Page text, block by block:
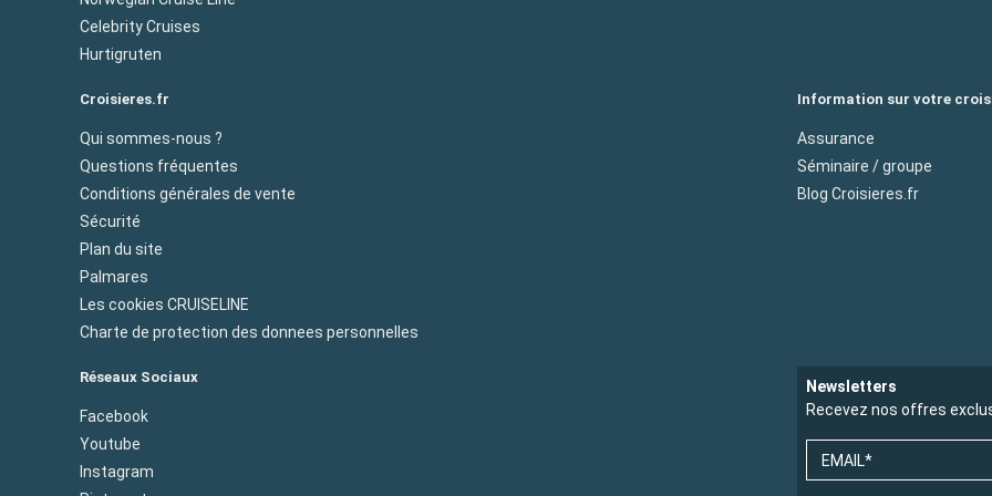
Celebrity Cruises
Hurtigruten
Croisieres.fr
Qui sommes-nous ?
Questions fréquentes
Conditions générales de vente
Sécurité
Plan du site
Palmares
Les cookies CRUISELINE
Charte de protection des donnees personnelles
Information sur votre
Assurance
Séminaire / groupe
Blog Croisieres.fr
Réseaux Sociaux
Facebook
Youtube
Instagram
Newsletters
Recevez nos offres
EMAIL*